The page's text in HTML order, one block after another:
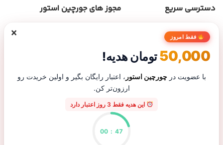
دسترسی سریع
صفحه اصلی
فروشگاه
تماس با ما
درباره ما
مجوز های جورچین استور
× فقط امروز
50,000تومان هدیه!
با عضویت درچورچین استور ، اعتبار رایگان بگیر و اولین خریدت رو
ارزون‌تر کن.
این هدیه فقط 3 روز اعتبار دارد
47
:
00